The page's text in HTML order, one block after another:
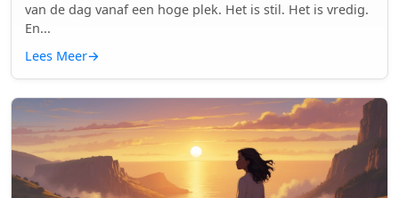
van de dag vanaf een hoge plek. Het is stil. Het is vredig.
En...
Lees Meer→